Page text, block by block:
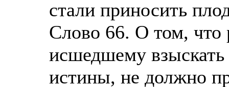
стали приносить
Слово 66. О том,
исшедшему взыскать
истины, не должно